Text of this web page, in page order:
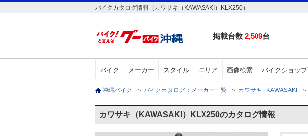
バイクカタログ情報（カワサキ（KAWASAKI）KLX250）
掲載台数 2,509台
バイク メーカー スタイル エリア 画像検索 バイクショップ
沖縄バイク ＞ バイクカタログ：メーカー一覧 ＞ カワサキ | KAWASAKI ＞
カワサキ（KAWASAKI）KLX250のカタログ情報